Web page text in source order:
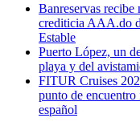
Banreservas
crediticia AAA.do
Estable
Puerto López, un
playa y del
FITUR Cruises
punto de
español